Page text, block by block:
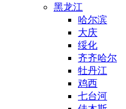
黑龙江
哈尔滨
大庆
绥化
齐齐哈尔
牡丹江
鸡西
七台河